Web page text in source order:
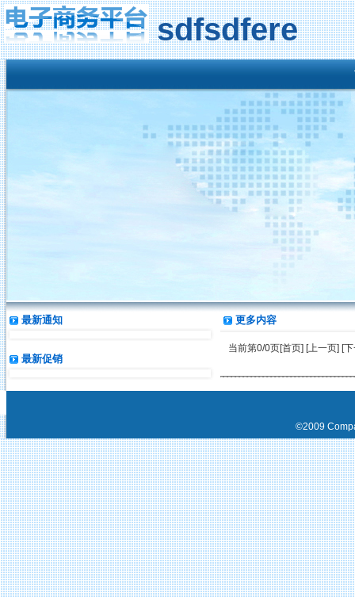
sdfsdfere
最新通知
最新促销
更多内容
当前第0/0页[首页] [上一页] [
©2009